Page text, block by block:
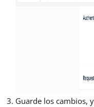
Guarde los cambios,